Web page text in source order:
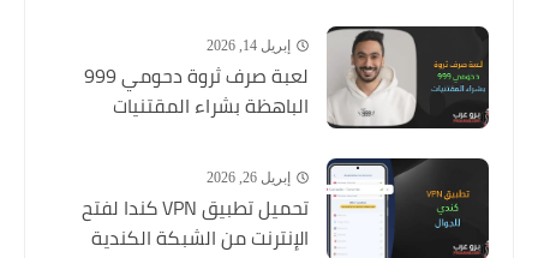
إبريل 14, 2026
لعبة صرف ثروة دحومي 999
الباهظة بشراء المقتنيات
إبريل 26, 2026
تحميل تطبيق VPN كندا لفتح
الإنترنت من الشبكة الكندية